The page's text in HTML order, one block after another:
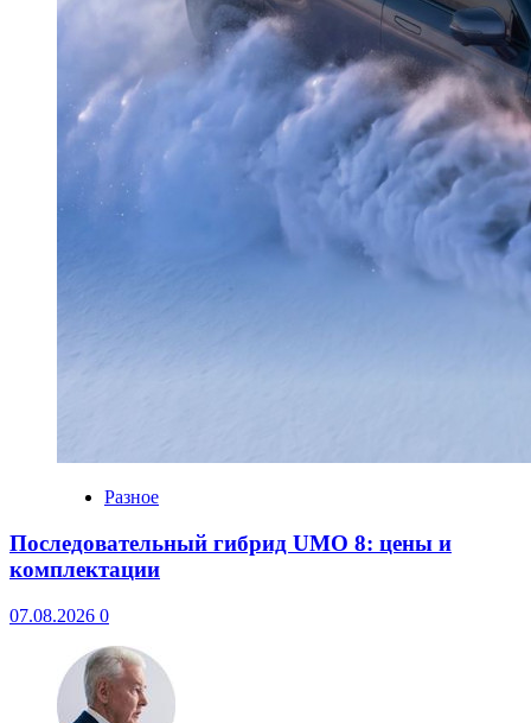
Разное
Последовательный гибрид UMO 8: цены и
комплектации
07.08.2026 0